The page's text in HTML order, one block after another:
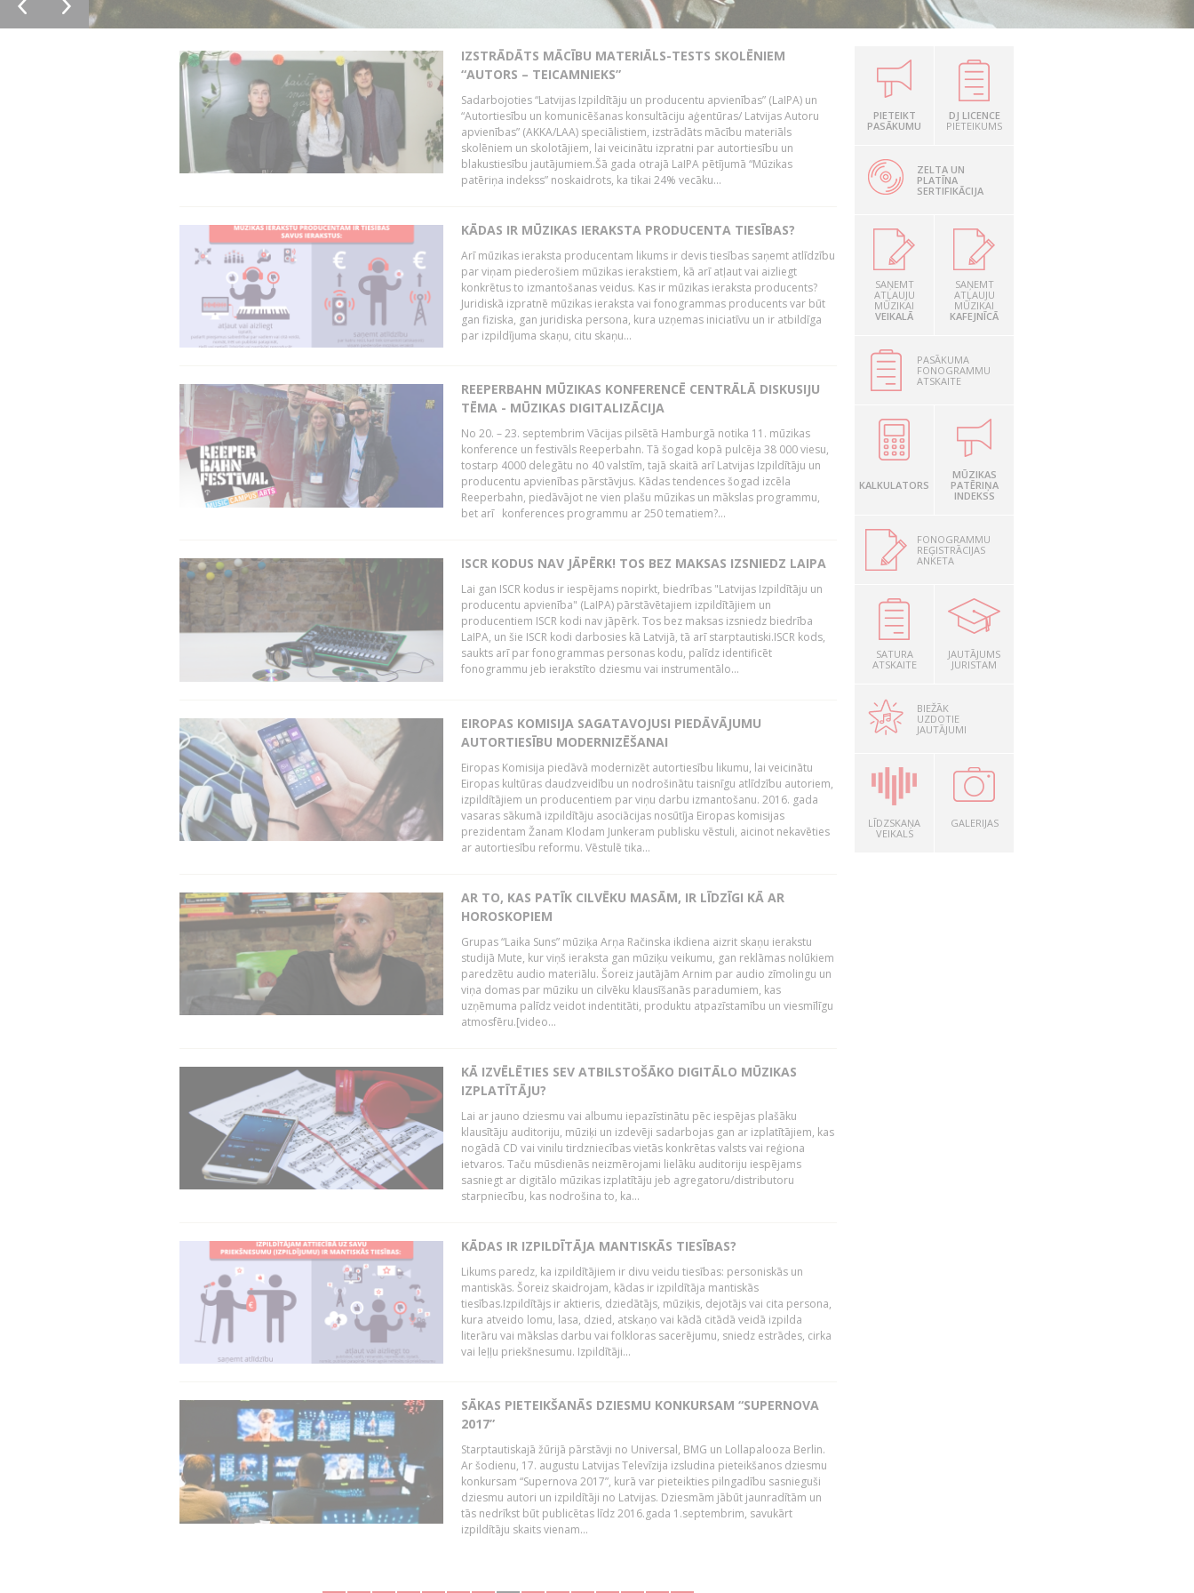
IZSTRĀDĀTS MĀCĪBU MATERIĀLS-TESTS SKOLĒNIEM
“AUTORS – TEICAMNIEKS”
Sadarbojoties “Latvijas Izpildītāju un producentu apvienības” (LaIPA) un
“Autortiesību un komunicēšanas konsultāciju aģentūras/ Latvijas Autoru
apvienības” (AKKA/LAA) speciālistiem, izstrādāts mācību materiāls
skolēniem un skolotājiem, lai veicinātu izpratni par autortiesību un
blakustiesību jautājumiem.Šā gada otrajā LaIPA pētījumā “Mūzikas
patēriņa indekss” noskaidrots, ka tikai 24% vecāku...
KĀDAS IR MŪZIKAS IERAKSTA PRODUCENTA TIESĪBAS?
Arī mūzikas ieraksta producentam likums ir devis tiesības saņemt atlīdzību
par viņam piederošiem mūzikas ierakstiem, kā arī atļaut vai aizliegt
konkrētus to izmantošanas veidus. Kas ir mūzikas ieraksta producents?
Juridiskā izpratnē mūzikas ieraksta vai fonogrammas producents var būt
gan fiziska, gan juridiska persona, kura uzņemas iniciatīvu un ir atbildīga
par izpildījuma skaņu, citu skaņu...
REEPERBAHN MŪZIKAS KONFERENCĒ CENTRĀLĀ DISKUSIJU
TĒMA - MŪZIKAS DIGITALIZĀCIJA
No 20. – 23. septembrim Vācijas pilsētā Hamburgā notika 11. mūzikas
konference un festivāls Reeperbahn. Tā šogad kopā pulcēja 38 000 viesu,
tostarp 4000 delegātu no 40 valstīm, tajā skaitā arī Latvijas Izpildītāju un
producentu apvienības pārstāvjus. Kādas tendences šogad izcēla
Reeperbahn, piedāvājot ne vien plašu mūzikas un mākslas programmu,
bet arī konferences programmu ar 250 tematiem?...
ISCR KODUS NAV JĀPĒRK! TOS BEZ MAKSAS IZSNIEDZ LAIPA
Lai gan ISCR kodus ir iespējams nopirkt, biedrības "Latvijas Izpildītāju un
producentu apvienība" (LaIPA) pārstāvētajiem izpildītājiem un
producentiem ISCR kodi nav jāpērk. Tos bez maksas izsniedz biedrība
LaIPA, un šie ISCR kodi darbosies kā Latvijā, tā arī starptautiski.ISCR kods,
saukts arī par fonogrammas personas kodu, palīdz identificēt
fonogrammu jeb ierakstīto dziesmu vai instrumentālo...
EIROPAS KOMISIJA SAGATAVOJUSI PIEDĀVĀJUMU
AUTORTIESĪBU MODERNIZĒŠANAI
Eiropas Komisija piedāvā modernizēt autortiesību likumu, lai veicinātu
Eiropas kultūras daudzveidību un nodrošinātu taisnīgu atlīdzību autoriem,
izpildītājiem un producentiem par viņu darbu izmantošanu. 2016. gada
vasaras sākumā izpildītāju asociācijas nosūtīja Eiropas komisijas
prezidentam Žanam Klodam Junkeram publisku vēstuli, aicinot nekavēties
ar autortiesību reformu. Vēstulē tika...
AR TO, KAS PATĪK CILVĒKU MASĀM, IR LĪDZĪGI KĀ AR
HOROSKOPIEM
Grupas “Laika Suns” mūziķa Arņa Račinska ikdiena aizrit skaņu ierakstu
studijā Mute, kur viņš ieraksta gan mūziķu veikumu, gan reklāmas nolūkiem
paredzētu audio materiālu. Šoreiz jautājām Arnim par audio zīmolingu un
viņa domas par mūziku un cilvēku klausīšanās paradumiem, kas
uzņēmuma palīdz veidot indentitāti, produktu atpazīstamību un viesmīlīgu
atmosfēru.[video...
KĀ IZVĒLĒTIES SEV ATBILSTOŠĀKO DIGITĀLO MŪZIKAS
IZPLATĪTĀJU?
Lai ar jauno dziesmu vai albumu iepazīstinātu pēc iespējas plašāku
klausītāju auditoriju, mūziķi un izdevēji sadarbojas gan ar izplatītājiem, kas
nogādā CD vai vinilu tirdzniecības vietās konkrētas valsts vai reģiona
ietvaros. Taču mūsdienās neizmērojami lielāku auditoriju iespējams
sasniegt ar digitālo mūzikas izplatītāju jeb agregatoru/distributoru
starpniecību, kas nodrošina to, ka...
KĀDAS IR IZPILDĪTĀJA MANTISKĀS TIESĪBAS?
Likums paredz, ka izpildītājiem ir divu veidu tiesības: personiskās un
mantiskās. Šoreiz skaidrojam, kādas ir izpildītāja mantiskās
tiesības.Izpildītājs ir aktieris, dziedātājs, mūziķis, dejotājs vai cita persona,
kura atveido lomu, lasa, dzied, atskaņo vai kādā citādā veidā izpilda
literāru vai mākslas darbu vai folkloras sacerējumu, sniedz estrādes, cirka
vai leļļu priekšnesumu. Izpildītāji...
SĀKAS PIETEIKŠANĀS DZIESMU KONKURSAM “SUPERNOVA
2017”
Starptautiskajā žūrijā pārstāvji no Universal, BMG un Lollapalooza Berlin.
Ar šodienu, 17. augustu Latvijas Televīzija izsludina pieteikšanos dziesmu
konkursam “Supernova 2017”, kurā var pieteikties pilngadību sasnieguši
dziesmu autori un izpildītāji no Latvijas. Dziesmām jābūt jaunradītām un
tās nedrīkst būt publicētas līdz 2016.gada 1.septembrim, savukārt
izpildītāju skaits vienam...
PIETEIKT
PASĀKUMU
DJ LICENCE
PIETEIKUMS
ZELTA UN
PLATĪNA
SERTIFIKĀCIJA
SAŅEMT
ATĻAUJU
MŪZIKAI
VEIKALĀ
SAŅEMT
ATĻAUJU
MŪZIKAI
KAFEJNĪCĀ
PASĀKUMA
FONOGRAMMU
ATSKAITE
KALKULATORS
MŪZIKAS
PATĒRIŅA
INDEKSS
FONOGRAMMU
REĢISTRĀCIJAS
ANKETA
SATURA
ATSKAITE
JAUTĀJUMS
JURISTAM
BIEŽĀK
UZDOTIE
JAUTĀJUMI
LĪDZSKAŅA
VEIKALS
GALERIJAS